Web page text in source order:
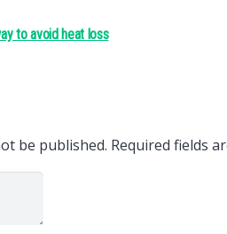
to avoid heat loss
be published. Required fields